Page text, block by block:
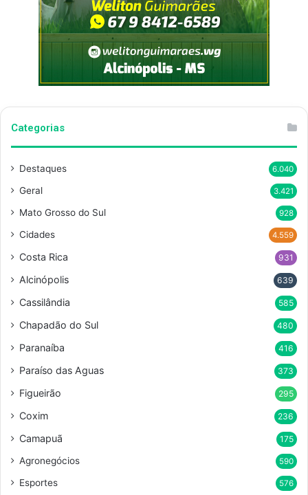
Categorias
Destaques 6.040
Geral 3.421
Mato Grosso do Sul 928
Cidades 4.559
Costa Rica 931
Alcinópolis 639
Cassilândia 585
Chapadão do Sul 480
Paranaíba 416
Paraíso das Aguas 373
Figueirão 295
Coxim 236
Camapuã 175
Agronegócios 590
Esportes 576